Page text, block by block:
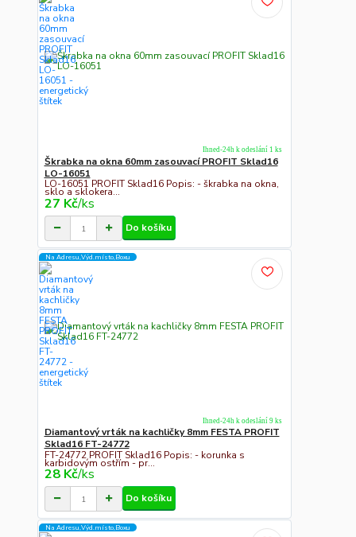
Škrabka na okna 60mm zasouvací PROFIT Sklad16
LO-16051
LO-16051 PROFIT Sklad16 Popis: - škrabka na okna,
sklo a sklokera...
27 Kč/ks
Ihned-24h k odeslání 1 ks
Do košíku
Na Adresu,Výd.místo,Boxu
Diamantový vrták na kachličky 8mm FESTA PROFIT
Sklad16 FT-24772
FT-24772 PROFIT Sklad16 Popis: - korunka s
karbidovým ostřím - pr...
28 Kč/ks
Ihned-24h k odeslání 9 ks
Do košíku
Na Adresu,Výd.místo,Boxu